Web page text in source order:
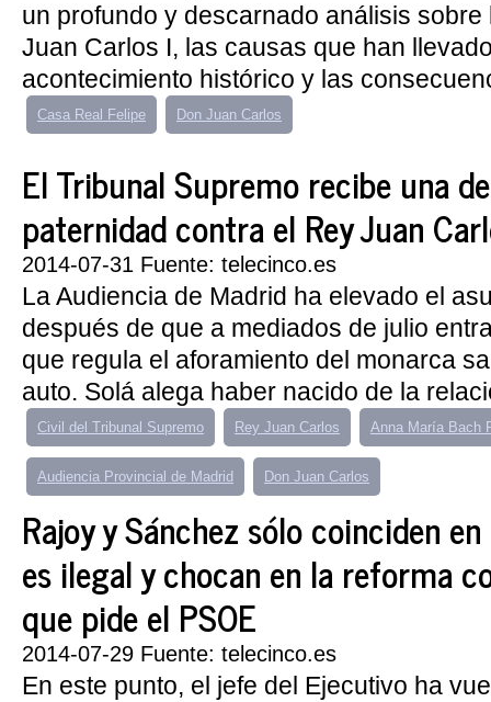
un profundo y descarnado análisis
Juan Carlos I, las causas que han
acontecimiento histórico y las
Casa Real Felipe Don Juan Carlos
El Tribunal Supremo recibe una
paternidad contra el Rey Juan
2014-07-31 Fuente: telecinco.es
La Audiencia de Madrid ha elevado el
después de que a mediados de julio
que regula el aforamiento del monarca
auto. Solá alega haber nacido de la
Civil del Tribunal Supremo Rey Juan Carlos Anna María Bach
Audiencia Provincial de Madrid Don Juan Carlos
Rajoy y Sánchez sólo coinciden
es ilegal y chocan en la reforma
que pide el PSOE
2014-07-29 Fuente: telecinco.es
En este punto, el jefe del Ejecutivo ha